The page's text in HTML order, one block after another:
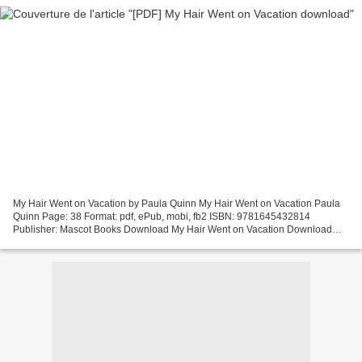
My Hair Went on Vacation by Paula Quinn My Hair Went on Vacation Paula
Quinn Page: 38 Format: pdf, ePub, mobi, fb2 ISBN: 9781645432814
Publisher: Mascot Books Download My Hair Went on Vacation Download